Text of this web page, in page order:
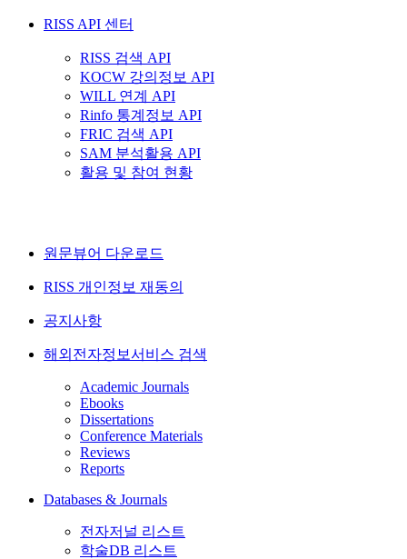
RISS API 센터
RISS 검색 API
KOCW 강의정보 API
WILL 연계 API
Rinfo 통계정보 API
FRIC 검색 API
SAM 분석활용 API
활용 및 참여 현황
원문뷰어 다운로드
RISS 개인정보 재동의
공지사항
해외전자정보서비스 검색
Academic Journals
Ebooks
Dissertations
Conference Materials
Reviews
Reports
Databases & Journals
전자저널 리스트
학술DB 리스트